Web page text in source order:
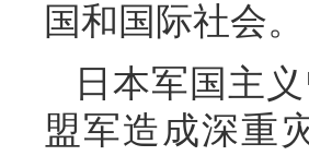
国和国际社会。
日本军国主
盟军造成深重